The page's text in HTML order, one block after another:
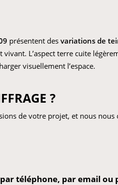
présentent des variations de
L’aspect terre cuite
visuellement l’espace.
?
de votre projet, et nous nous
téléphone, par email ou